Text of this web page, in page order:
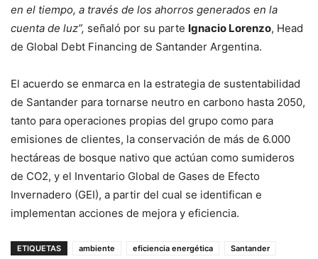
en el tiempo, a través de los ahorros generados en la
cuenta de luz”, señaló por su parte Ignacio Lorenzo, Head
de Global Debt Financing de Santander Argentina.
El acuerdo se enmarca en la estrategia de sustentabilidad
de Santander para tornarse neutro en carbono hasta 2050,
tanto para operaciones propias del grupo como para
emisiones de clientes, la conservación de más de 6.000
hectáreas de bosque nativo que actúan como sumideros
de CO2, y el Inventario Global de Gases de Efecto
Invernadero (GEI), a partir del cual se identifican e
implementan acciones de mejora y eficiencia.
ETIQUETAS ambiente eficiencia energética
Santander